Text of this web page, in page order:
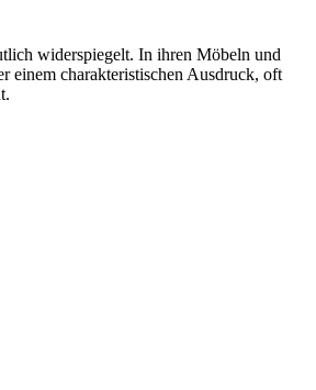
widerspiegelt. In ihren Möbeln und
einem charakteristischen Ausdruck, oft